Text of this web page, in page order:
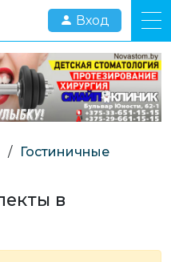
Вход
/
Гостиничные
в